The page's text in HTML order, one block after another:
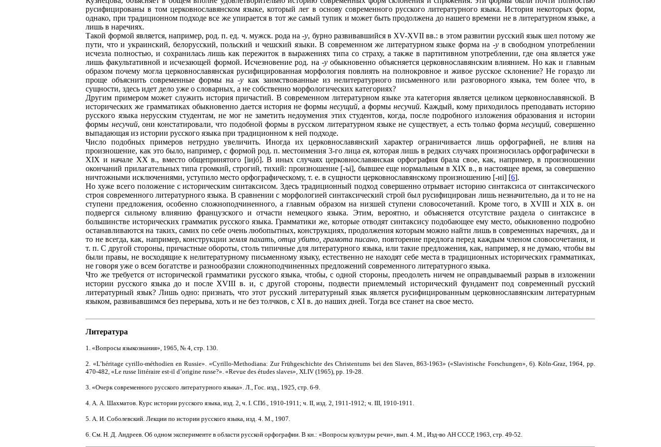
русифицированы в том церковнославянском языке, который лег в основу современного русского литературного языка. История некоторых форм,
однако, при традиционном подходе все же упирается в тот же самый тупик и может быть продолжена до нашего времени не в литературном языке, а
лишь в наречиях.
Такой формой является, например, род. п. ед. ч. мужск. рода на -у, бурно развивавшийся в XV-XVII вв.: в этом развитии русский язык шел потому же
пути, что и украинский, белорусский, польский и чешский языки. В современном же литературном языке форма на -у в свободном употреблении
исчезла полностью, и сохранилась лишь как пережиток в выражениях типа со страху, а также в партитивном употреблении, где она является уже
лишь факультативной и исчезающей формой. Исчезновение род. на -у обыкновенно объясняется церковнославянским влиянием. Но как и главным
образом почему могла церковнославянская русифицированная морфология повлиять на полнокровное и живое русское склонение? Не гораздо ли
проще объяснить современные формы на -у как заимствованные из нелитературного письменного или разговорного языка, тем более что, в
сущности, здесь идет дело уже о словарных, а не собственно морфологических категориях?
Другим примером может служить история причастий. В современном литературном языке эта категория является целиком церковнославянской. В
исторических же грамматиках обыкновенно дается история не формы несущий, а формынесучий. Каждый, кому приходилось преподавать историю
русского языка нерусским студентам, не мог не заметить недоумения этих студентов, когда, после подробного изложения образования и истории
формы несучий, они констатировали, что подобной формы в русском литературном языке не существует, а есть только форманесущий, совершенно
выпадающая из истории русского языка при традиционном к ней подходе.
Число подобных примеров нетрудно увеличить. Иногда их церковнославянский характер ограничивается лишь орфографией, не влияя на
произношение, как это было, например, с формой род. п. местоимения 3-го лица ея, которая лишь в редких случаях произносилась орфографически в
XIX и начале XX в., вместо общепринятого [iиjó]. В иных случаях церковно­славянская орфография брала свое, как, например, в произношении
окончаний прилагательных типа громкий, строгий, тихий: произношение [-ъi], бывшее еще нормальным в XIX в., в настоящее время, за совершенно
ничтожными исключениями, уступило место орфографическому, т. е. в сущности церковнославянскому произношению [-иi] [6].
Но хуже всего положение с историческим синтаксисом. Здесь традиционный подход совершенно отрывает историю синтаксиса от синтаксического
строя современного литературного языка. В сравнении с морфологией синтаксический строй был русифицирован лишь незначительно, да и то не на
ступени предложения, особенно сложноподчиненного, а главным образом на низшей ступени словосочетаний. Кроме того, в XVIII и XIX в. он
подвергся сильному влиянию французского и отчасти немецкого языка. Этим, вероятно, и объясняется отсутствие раздела о синтаксисе в
большинстве исторических грамматик русского языка. Грамматики же, которые отводят синтаксису подобающее ему место, обыкновенно подробно
останавливаются на таких, самих по себе очень любопытных, конструкциях, продолжения которым можно найти лишь в современных наречиях, да и
то не всегда, как, например, конструкцииземля пахать, отца убито, грамота писано, повторение предлога перед каждым членом словосочетания, и
т. п. С другой стороны, причастные обороты, столь типичные для литературного языка, или такие предложения, как, например, я не думаю, чтобы вы
были правы, не восходящие к нелитературному письменному языку, естественно не находят себе места в традиционных исторических грамматиках,
не говоря уже о всем богатстве и разнообразии сложноподчиненных предложений современного литературного языка.
Что же требуется от исторической грамматики русского языка, чтобы, с одной стороны, преодолеть ничем не оправдываемый разрыв в изложении
истории русского языка до и после XVIII в. и, с другой стороны, подвести приемлемый исторический фундамент под современный русский
литературный язык? Лишь одно: признать, что этот русский литературный язык является русифицированным церковнославянским литературным
языком, развивавшимся без перерыва, хоть и не без толчков, с XI в. до наших дней. Тогда все станет на свое место.
Литература
1. «Вопросы языкознания», 1965, № 4, стр. 130.
2. «L’héritage cyrillo-méthodien en Russie». «Cyrillo-Methodiana: Zur Frühgeschichte des Christentums bei den Slaven, 863-1963» («Slavistische Forschungen», 6). Köln-Graz, 1964, pp.
470-482, «Le russe littéraire est-il d’origine russe?». «Revue des études slaves», XLIV (1965), pp. 19-28.
3. «Очерк современного русского литературного языка». Л., Гос. изд., 1925, стр. 6-9.
4. А. А. Шахматов. Курс истории русского языка, изд. 2, ч. I. СПб., 1910-1911; ч. II, изд. 2, 1911-1912; ч. III, 1910-1911.
5. А. И. Соболевский. Лекции по истории русского языка, изд. 4. М., 1907.
6. См. Н. Д. Андреев. Об одном эксперименте в области русской орфографии. В кн.: «Вопросы культуры речи», вып. 4. М., Изд-во АН СССР, 1963, стр. 49-52.